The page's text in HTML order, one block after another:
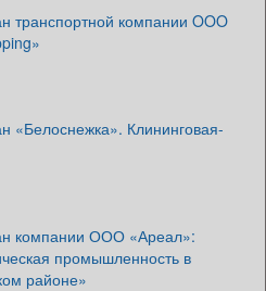
транспортной компании OOO
«Белоснежка». Клининговая-
компании ООО «Ареал»:
промышленность в
районе»